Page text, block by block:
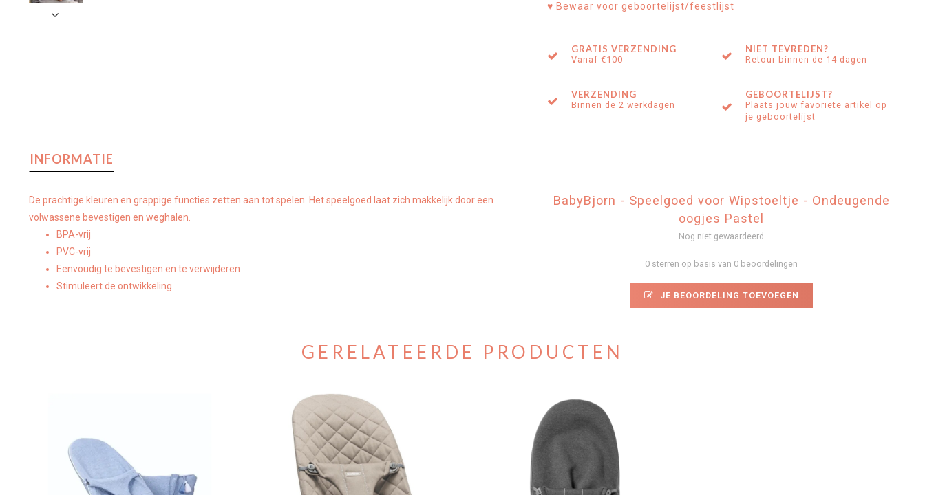
♥ Bewaar voor geboortelijst/feestlijst
GRATIS VERZENDING
Vanaf €100
NIET TEVREDEN?
Retour binnen de 14 dagen
VERZENDING
Binnen de 2 werkdagen
GEBOORTELIJST?
Plaats jouw favoriete artikel op
je geboortelijst
INFORMATIE
De prachtige kleuren en grappige functies zetten aan tot spelen. Het speelgoed laat zich makkelijk door een
volwassene bevestigen en weghalen.
BPA-vrij
PVC-vrij
Eenvoudig te bevestigen en te verwijderen
Stimuleert de ontwikkeling
BabyBjorn - Speelgoed voor Wipstoeltje - Ondeugende
oogjes Pastel
Nog niet gewaardeerd
0 sterren op basis van 0 beoordelingen
JE BEOORDELING TOEVOEGEN
GERELATEERDE PRODUCTEN